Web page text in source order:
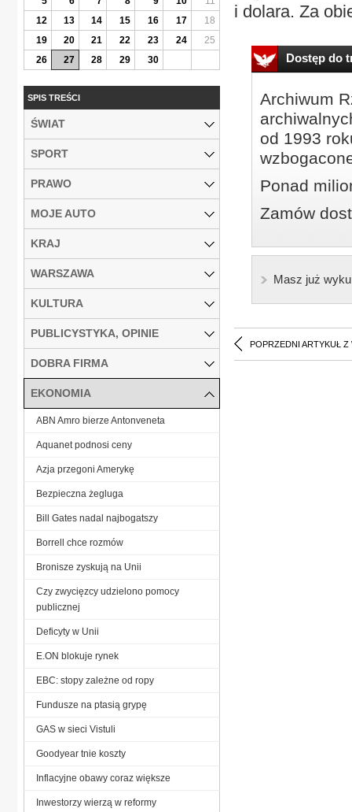
i dolara. Za
Dostęp do
Archiwum
od 1993
Ponad
Zamów
Masz już
POPRZEDNI ARTYKUŁ Z
12
13 14 15 16 17
18
19
20 21 22 23 24
25
26
27 28 29 30
SPIS TREŚCI
ŚWIAT
SPORT
PRAWO
MOJE AUTO
KRAJ
WARSZAWA
KULTURA
PUBLICYSTYKA, OPINIE
DOBRA FIRMA
EKONOMIA
ABN Amro bierze Antonveneta
Aquanet podnosi ceny
Azja przegoni Amerykę
Bezpieczna żegluga
Bill Gates nadal najbogatszy
Borrell chce rozmów
Bronisze zyskują na Unii
Czy zwycięzcy udzielono pomocy
publicznej
Deficyty w Unii
E.ON blokuje rynek
EBC: stopy zależne od ropy
Fundusze na ptasią grypę
GAS w sieci Vistuli
Goodyear tnie koszty
Inflacyjne obawy coraz większe
Inwestorzy wierzą w reformy